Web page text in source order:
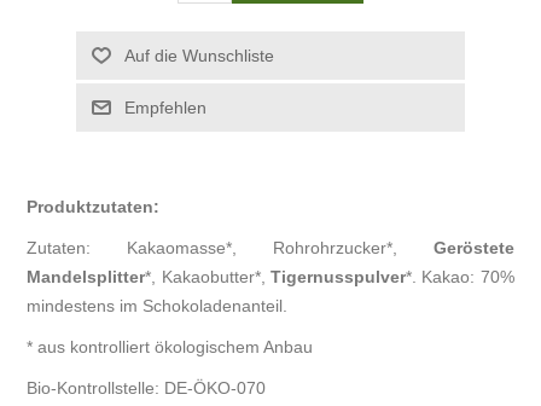
Produktzutaten:
Zutaten: Kakaomasse*, Rohrohrzucker*, Geröstete
Mandelsplitter*, Kakaobutter*, Tigernusspulver*. Kakao: 70%
mindestens im Schokoladenanteil.
* aus kontrolliert ökologischem Anbau
Bio-Kontrollstelle: DE-ÖKO-070